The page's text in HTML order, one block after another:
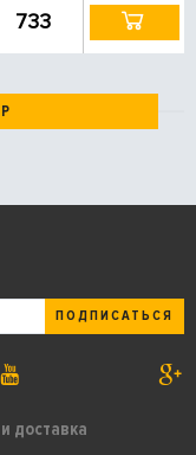
733
доставка
ПОДПИСАТЬСЯ